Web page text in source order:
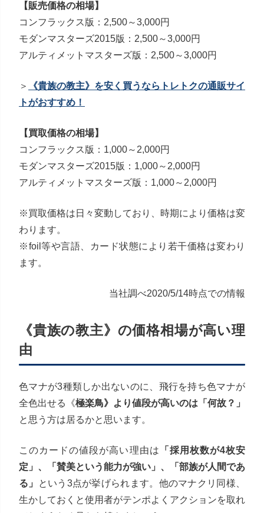
【販売価格の相場】
コンフラックス版：2,500～3,000円
モダンマスターズ2015版：2,500～3,000円
アルティメットマスターズ版：2,500～3,000円
＞
《貴族の教主》を安く買うならトレトクの通販サイ
トがおすすめ！
【買取価格の相場】
コンフラックス版：1,000～2,000円
モダンマスターズ2015版：1,000～2,000円
アルティメットマスターズ版：1,000～2,000円
※買取価格は日々変動しており、時期により価格は変
わります。
※foil等や言語、カード状態により若干価格は変わり
ます。
当社調べ2020/5/14時点での情報
《貴族の教主》の価格相場が高い理
由
色マナが3種類しか出ないのに、飛行を持ち色マナが
全色出せる《極楽鳥》より値段が高いのは「何故？」
と思う方は居るかと思います。
このカードの値段が高い理由は 「採用枚数が4枚安
定」、「賛美という能力が強い」、「部族が人間であ
る」
という3点が挙げられます。他のマナクリ同様、
生かしておくと使用者がテンポよくアクションを取れ